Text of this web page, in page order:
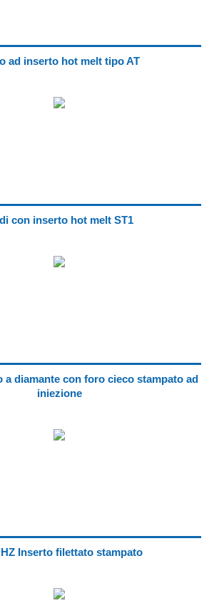
ad inserto hot melt tipo AT
con inserto hot melt ST1
a diamante con foro cieco stampato ad
iniezione
Inserto filettato stampato